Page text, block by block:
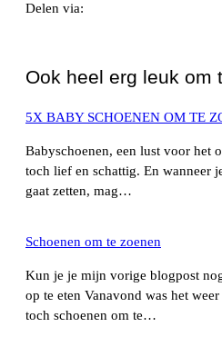
Delen via:
Ook heel erg leuk om
5X BABY SCHOENEN OM TE
Babyschoenen, een lust voor het
toch lief en schattig. En wanneer
gaat zetten, mag…
Schoenen om te zoenen
Kun je je mijn vorige blogpost
op te eten Vanavond was het
toch schoenen om te…